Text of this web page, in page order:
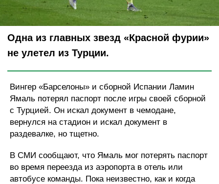
Legion-Media
Одна из главных звезд «Красной фурии»
не улетел из Турции.
Вингер «Барселоны» и сборной Испании Ламин
Ямаль потерял паспорт после игры своей сборной
с Турцией. Он искал документ в чемодане,
вернулся на стадион и искал документ в
раздевалке, но тщетно.
В СМИ сообщают, что Ямаль мог потерять паспорт
во время переезда из аэропорта в отель или
автобусе команды. Пока неизвестно, как и когда